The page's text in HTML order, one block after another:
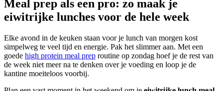
Meal prep als een pro: zo maak je
eiwitrijke lunches voor de hele week
Elke avond in de keuken staan voor je lunch van morgen kost
simpelweg te veel tijd en energie. Pak het slimmer aan. Met een
goede high protein meal prep routine op zondag hoef je de rest van
de week niet meer na te denken over je voeding en loop je de
kantine moeiteloos voorbij.